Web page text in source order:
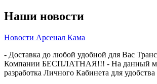
Наши новости
Новости Арсенал Кама
- Доставка до любой удобной для Вас
Компании БЕСПЛАТНАЯ!!! - На данный
разработка Личного Кабинета для